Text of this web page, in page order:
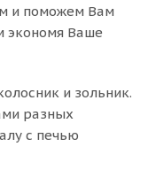
и поможем Вам
экономя Ваше
и зольник.
разных
с печью